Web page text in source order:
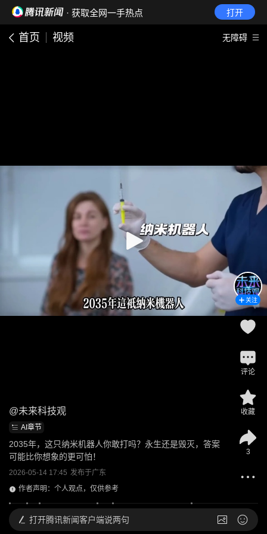
· 获取全网一手热点 打开
首页 视频 无障碍
@未来科技观
AI章节
2035年，这只纳米机器人你敢打吗？永生还是毁灭，答案
可能比你想象的更可怕！
2026-05-14 17:45 发布于广东
作者声明：个人观点，仅供参考
关注
评论
收藏
3
打开腾讯新闻客户端说两句